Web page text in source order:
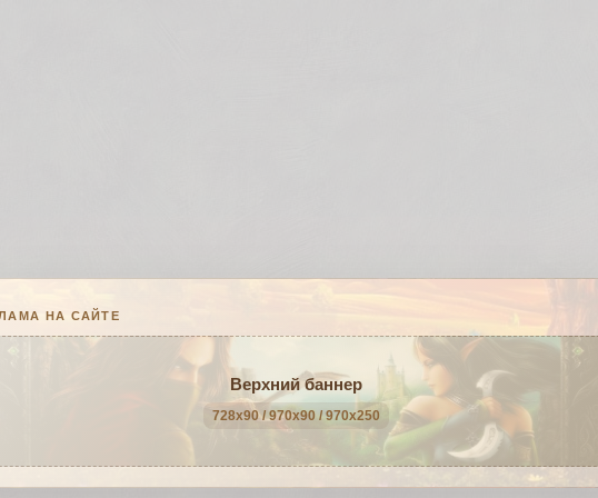
НА САЙТЕ
Верхний баннер
728x90 / 970x90 / 970x250